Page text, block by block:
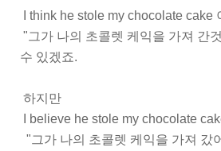
I think he stole my chocolate cake
"그가 나의 초콜렛 케익을 가져 간
수 있겠죠.
하지만
I believe he stole my chocolate
"그가 나의 초콜렛 케익을 가져 갔